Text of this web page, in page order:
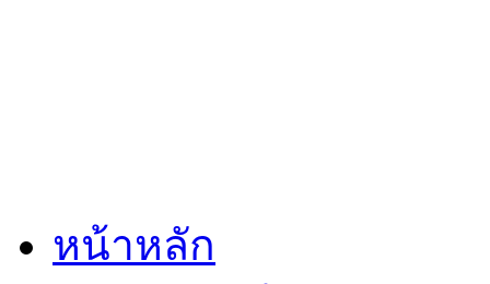
หน้าหลัก